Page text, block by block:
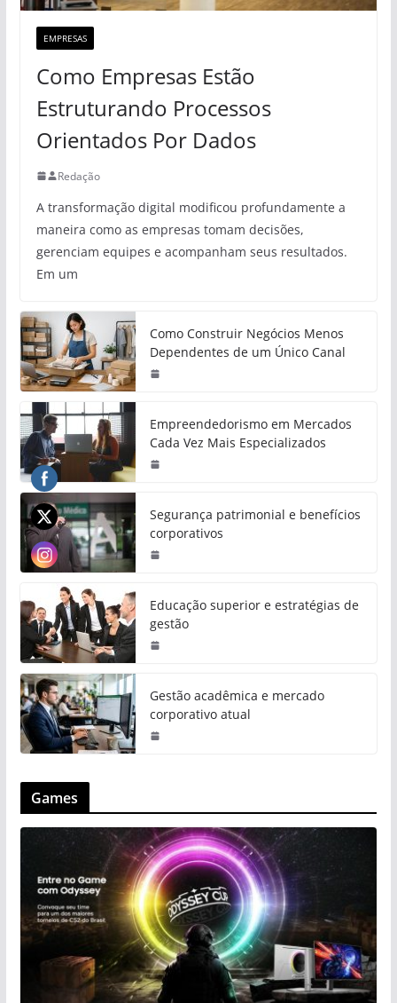
EMPRESAS
Como Empresas Estão
Estruturando Processos
Orientados Por Dados
Redação
A transformação digital modificou profundamente a
maneira como as empresas tomam decisões,
gerenciam equipes e acompanham seus resultados.
Em um
Como Construir Negócios Menos
Dependentes de um Único Canal
Empreendedorismo em Mercados
Cada Vez Mais Especializados
Segurança patrimonial e benefícios
corporativos
Educação superior e estratégias de
gestão
Gestão acadêmica e mercado
corporativo atual
Games